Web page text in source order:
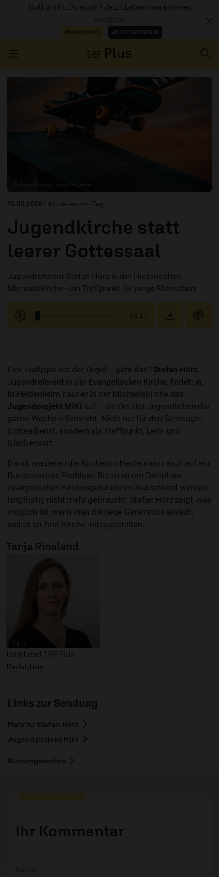
Gott wirkt. Du auch? Jetzt Lebensveränderer
werden!
MEHR INFOS JETZT SPENDEN
AUDIOTHEK
15.05.2026 / Aktuelles vom Tag
Jugendkirche statt
leerer Gottessaal
Jugendreferent Stefan Hörz in der Historischen
Michaelskirche - ein Treffpunkt für junge Menschen.
06:17
Eine Halfpipe vor der Orgel – geht das? Stefan Hörz,
Jugendreferent in der Evangelischen Kirche, findet: ja.
In Heidenheim baut er in der Michaelskirche das
Jugendprojekt MiKi auf – ein Ort, der Jugendlichen die
ganze Woche offensteht. Nicht nur für den Sonntags-
Gottesdienst, sondern als Treffpunkt, Lern- und
Glaubensort.
Damit reagieren die Kirchen in Heidenheim auch auf ein
Bundesweites Problem: Bis zu einem Drittel der
evangelischen Kirchengebäude in Deutschland werden
langfristig nicht mehr gebraucht. Stefan Hörz zeigt, was
möglich ist, wenn man die neue Generation einlädt,
selbst an ihrer Kirche mitzugestalten.
Tanja Rinsland
Unit Lead ERF Plus
Redaktion
Links zur Sendung
Mehr zu Stefan Hörz
Jugendprojekt Miki
Nutzungsrechte
Ihr Kommentar